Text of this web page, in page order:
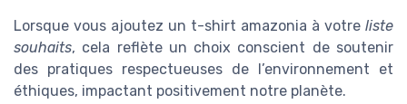
Lorsque vous ajoutez un t-shirt amazonia à votre liste
souhaits, cela reflète un choix conscient de soutenir
des pratiques respectueuses de l’environnement et
éthiques, impactant positivement notre planète.